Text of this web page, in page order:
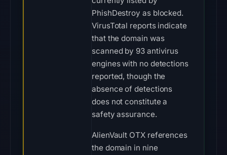
PhishDestroy as blocked.
VirusTotal reports indicate
that the domain was
scanned by 93 antivirus
engines with no detections
reported, though the
absence of detections
does not constitute a
safety assurance.
AlienVault OTX references
the domain in nine